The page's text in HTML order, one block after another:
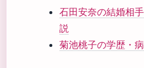
石田安奈の結婚相
説
菊池桃子の学歴・